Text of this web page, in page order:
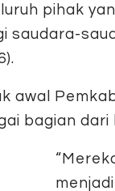
pihak
saudara-
awal
bagian dari